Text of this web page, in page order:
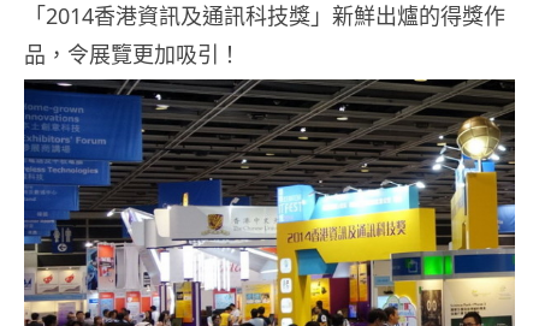
「2014香港資訊及通訊科技獎」新鮮出爐的得獎作
品，令展覽更加吸引！